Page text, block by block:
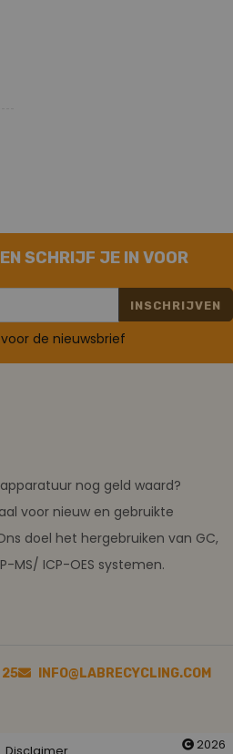
SCHRIJF JE IN VOOR
INSCHRIJVEN
de nieuwsbrief
nog geld waard?
voor nieuw en gebruikte
doel het hergebruiken van GC,
MS/ ICP-OES systemen.
25 INFO@LABRECYCLING.COM
2026